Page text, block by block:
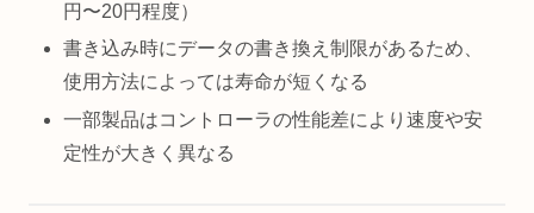
円〜20円程度）
書き込み時にデータの書き換え制限があるため、
使用方法によっては寿命が短くなる
一部製品はコントローラの性能差により速度や安
定性が大きく異なる